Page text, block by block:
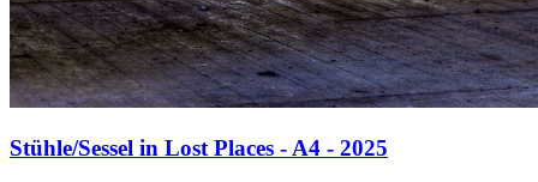
Stühle/Sessel in Lost Places - A4 - 2025